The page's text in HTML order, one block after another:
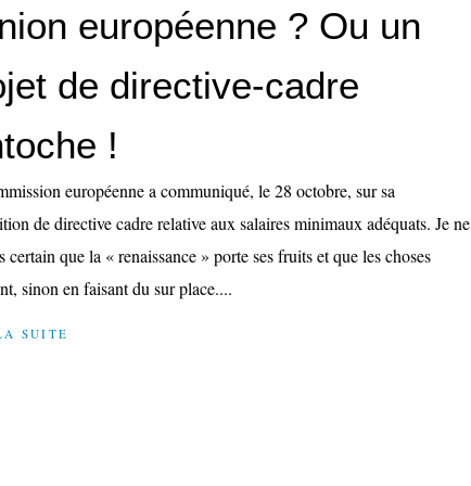
européenne ? Ou un
de directive-cadre
!
européenne a communiqué, le 28 octobre, sur sa
de directive cadre relative aux salaires minimaux adéquats. Je ne
certain que la « renaissance » porte ses fruits et que les choses
sinon en faisant du sur place....
SUITE